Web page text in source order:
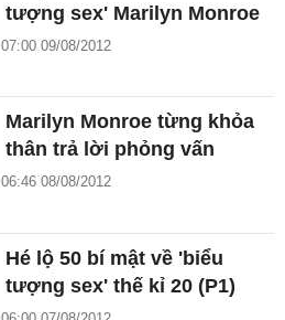
tượng sex' Marilyn Monroe
07:00 09/08/2012
Marilyn Monroe từng khỏa
thân trả lời phỏng vấn
06:46 08/08/2012
Hé lộ 50 bí mật về 'biểu
tượng sex' thế kỉ 20 (P1)